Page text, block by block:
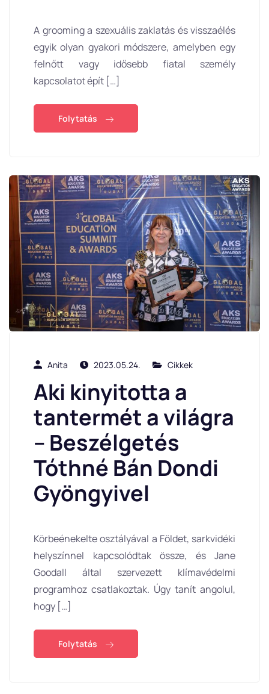
A grooming a szexuális zaklatás és visszaélés
egyik olyan gyakori módszere, amelyben egy
felnőtt vagy idősebb fiatal személy
kapcsolatot épít […]
Folytatás
Anita 2023.05.24. Cikkek
Aki kinyitotta a
tantermét a világra
– Beszélgetés
Tóthné Bán Dondi
Gyöngyivel
Körbeénekelte osztályával a Földet, sarkvidéki
helyszínnel kapcsolódtak össze, és Jane
Goodall által szervezett klímavédelmi
programhoz csatlakoztak. Úgy tanít angolul,
hogy […]
Folytatás